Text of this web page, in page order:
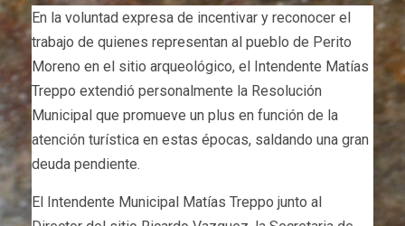
En la voluntad expresa de incentivar y reconocer el
trabajo de quienes representan al pueblo de Perito
Moreno en el sitio arqueológico, el Intendente Matías
Treppo extendió personalmente la Resolución
Municipal que promueve un plus en función de la
atención turística en estas épocas, saldando una gran
deuda pendiente.
El Intendente Municipal Matías Treppo junto al